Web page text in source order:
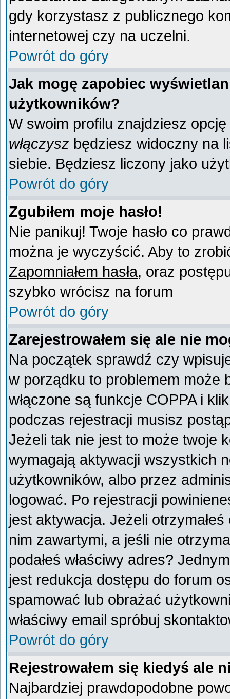
gdy korzystasz z publicznego
internetowej czy na uczelni.
Powrót do góry
Jak mogę zapobiec
użytkowników?
W swoim profilu znajdziesz opcję
włączysz będziesz widoczny na
siebie. Będziesz liczony jako
Powrót do góry
Zgubiłem moje hasło!
Nie panikuj! Twoje hasło co
można je wyczyścić. Aby to
Zapomniałem hasła, oraz
szybko wrócisz na forum
Powrót do góry
Zarejestrowałem się ale nie
Na początek sprawdź czy
w porządku to problemem może
włączone są funkcje COPPA i
podczas rejestracji musisz
Jeżeli tak nie jest to może twoje
wymagają aktywacji wszystkich
użytkowników, albo przez
logować. Po rejestracji
jest aktywacja. Jeżeli
nim zawartymi, a jeśli nie
podałeś właściwy adres?
jest redukcja dostępu do forum
spamować lub obrażać
właściwy email spróbuj
Powrót do góry
Rejestrowałem się kiedyś ale
Najbardziej prawdopodobne